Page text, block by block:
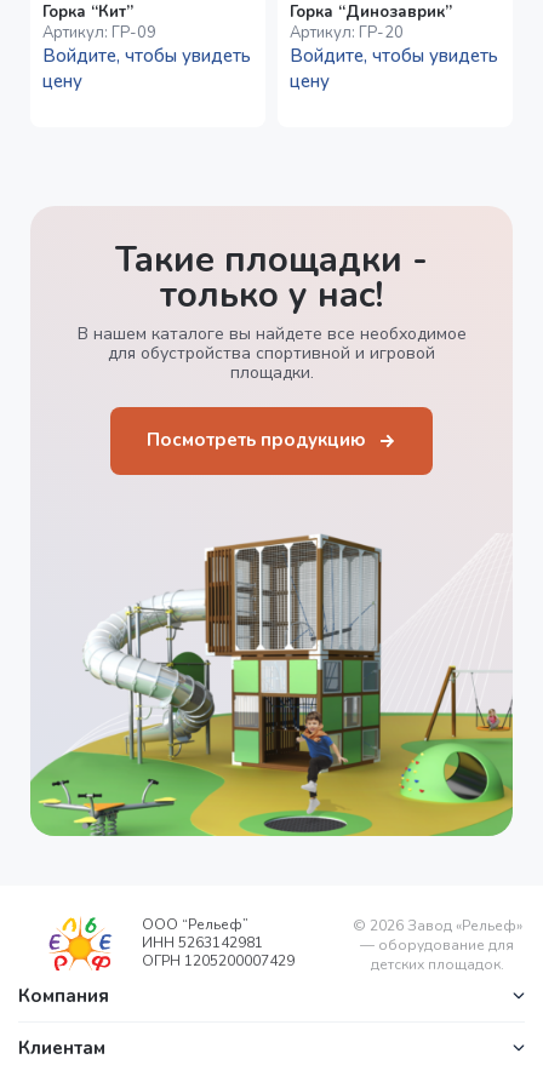
Горка “Кит”
Артикул: ГР-09
Войдите, чтобы увидеть
цену
Горка “Динозаврик”
Артикул: ГР-20
Войдите, чтобы увидеть
цену
Такие площадки -
только у нас!
В нашем каталоге вы найдете все необходимое
для обустройства спортивной и игровой
площадки.
Посмотреть продукцию
ООО “Рельеф”
ИНН 5263142981
ОГРН 1205200007429
© 2026Завод «Рельеф»
— оборудование для
детских площадок.
Компания
Клиентам